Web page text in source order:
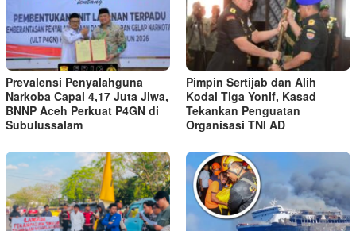
Prevalensi Penyalahguna
Narkoba Capai 4,17 Juta Jiwa,
BNNP Aceh Perkuat P4GN di
Subulussalam
Pimpin Sertijab dan Alih
Kodal Tiga Yonif, Kasad
Tekankan Penguatan
Organisasi TNI AD